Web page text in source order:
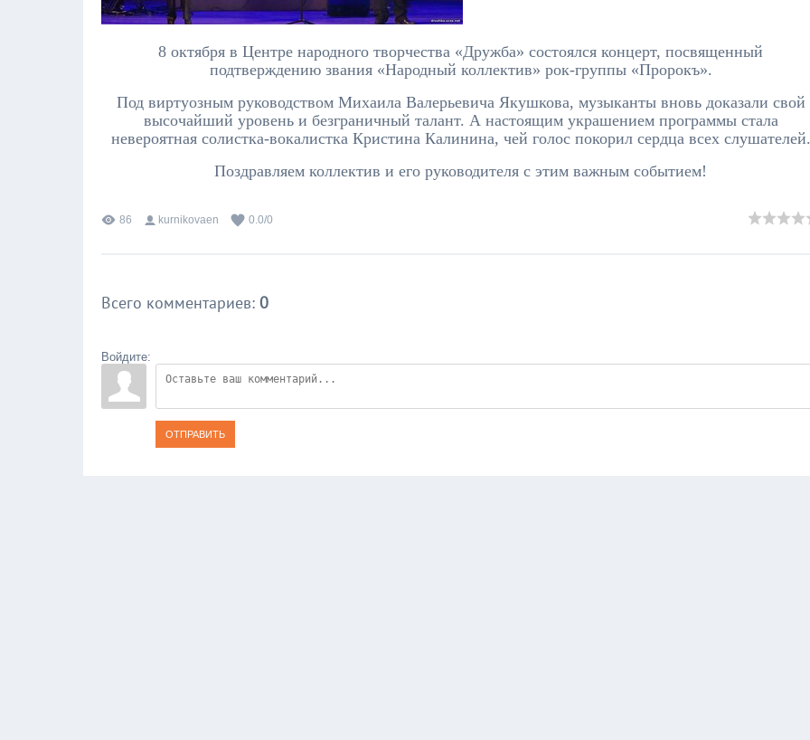
8 октября в Центре народного творчества «Дружба» состоялся концерт, посвященный
подтверждению звания «Народный коллектив» рок-группы «Пророкъ».
Под виртуозным руководством Михаила Валерьевича Якушкова, музыканты вновь доказали свой
высочайший уровень и безграничный талант. А настоящим украшением программы стала
невероятная солистка-вокалистка Кристина Калинина, чей голос покорил сердца всех слушателей.
Поздравляем коллектив и его руководителя с этим важным событием!
86 kurnikovaen 0.0/0
Всего комментариев: 0
Войдите:
ОТПРАВИТЬ